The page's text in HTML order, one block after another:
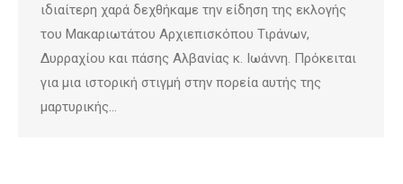
ιδιαίτερη χαρά δεχθήκαμε την είδηση της εκλογής
του Μακαριωτάτου Αρχιεπισκόπου Τιράνων,
Δυρραχίου και πάσης Αλβανίας κ. Ιωάννη. Πρόκειται
για μια ιστορική στιγμή στην πορεία αυτής της
μαρτυρικής…